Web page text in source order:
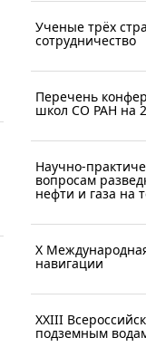
Ученые трёх
сотрудничество
Перечень
школ СО РАН на 2
Научно-
вопросам
нефти и газа на
X
навигации
XXIII
подземным